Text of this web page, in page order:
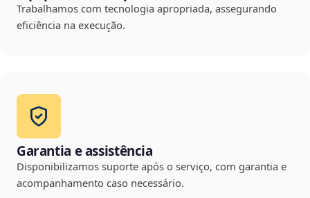
Trabalhamos com tecnologia apropriada, assegurando
eficiência na execução.
Garantia e assistência
Disponibilizamos suporte após o serviço, com garantia e
acompanhamento caso necessário.